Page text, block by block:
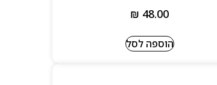
₪ 48.00
הוספה לסל